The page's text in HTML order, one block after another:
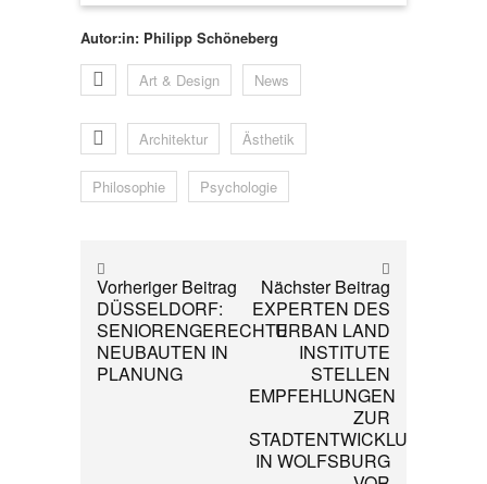
Autor:in: Philipp Schöneberg
Art & Design News
Architektur Ästhetik
Philosophie Psychologie
Vorheriger Beitrag
DÜSSELDORF:
SENIORENGERECHTE
NEUBAUTEN IN
PLANUNG
Nächster Beitrag
EXPERTEN DES
URBAN LAND
INSTITUTE
STELLEN
EMPFEHLUNGEN
ZUR
STADTENTWICKLUNG
IN WOLFSBURG